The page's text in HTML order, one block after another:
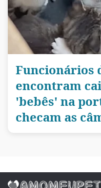
Funcionários
encontram
'bebês' na
checam as